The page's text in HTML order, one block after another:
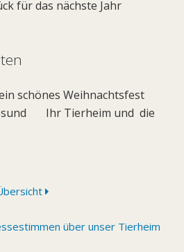
für das nächste Jahr
schönes Weihnachtsfest
Ihr Tierheim und die
über unser Tierheim